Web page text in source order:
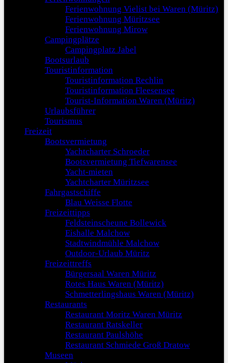
Ferienwohnung Vielist bei Waren (Müritz)
Ferienwohnung Müritzsee
Ferienwohnung Mirow
Campingplätze
Campingplatz Jabel
Bootsurlaub
Touristinformation
Touristinformation Rechlin
Touristinformation Fleesensee
Tourist-Information Waren (Müritz)
Urlaubsführer
Tourismus
Freizeit
Bootsvermietung
Yachtcharter Schroeder
Bootsvermietung Tiefwarensee
Yacht-mieten
Yachtcharter Müritzsee
Fahrgastschiffe
Blau Weisse Flotte
Freizeittipps
Feldsteinscheune Bollewick
Eishalle Malchow
Stadtwindmühle Malchow
Outdoor-Urlaub Müritz
Freizeittreffs
Bürgersaal Waren Müritz
Rotes Haus Waren (Müritz)
Schmetterlingshaus Waren (Müritz)
Restaurants
Restaurant Moritz Waren Müritz
Restaurant Ratskeller
Restaurant Paulshöhe
Restaurant Schmiede Groß Dratow
Museen